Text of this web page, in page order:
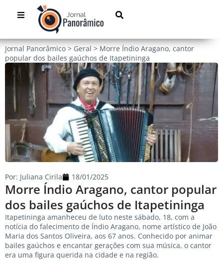
Jornal Panorâmico > Geral > Morre Índio Aragano, cantor
popular dos bailes gaúchos de Itapetininga
Morre Índio Aragano, cantor popular
dos bailes gaúchos de Itapetininga
Por: Juliana Cirila 18/01/2025
Itapetininga amanheceu de luto neste sábado, 18, com a
notícia do falecimento de Índio Aragano, nome artístico de João
Maria dos Santos Oliveira, aos 67 anos. Conhecido por animar
bailes gaúchos e encantar gerações com sua música, o cantor
era uma figura querida na cidade e na região.